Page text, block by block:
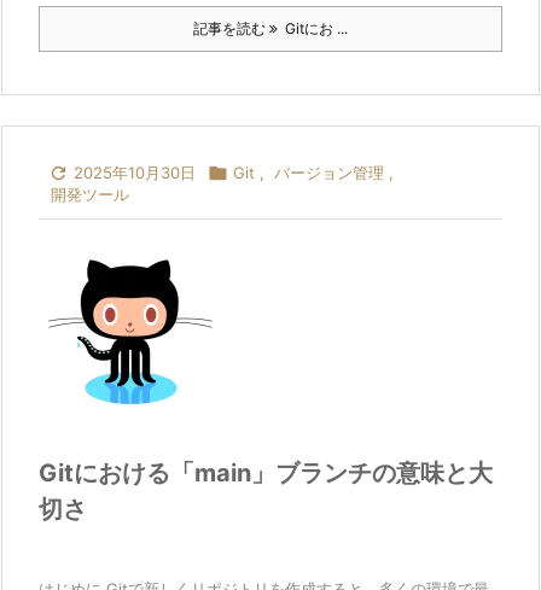
記事を読む Gitにお ...
 2025年10月30日  Git , バージョン管理 ,
開発ツール
Gitにおける「main」ブランチの意味と大
切さ